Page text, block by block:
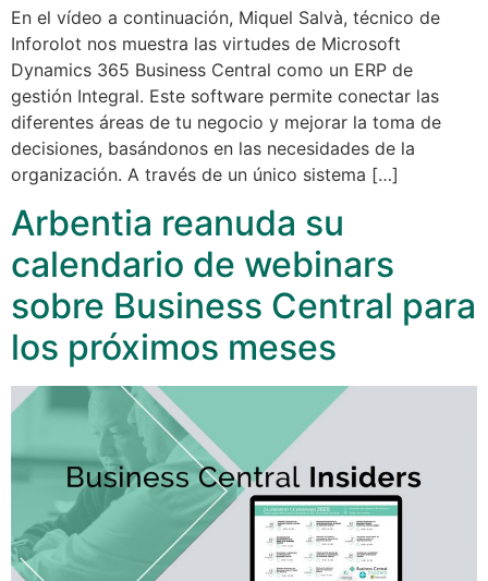
En el vídeo a continuación, Miquel Salvà, técnico de
Inforolot nos muestra las virtudes de Microsoft
Dynamics 365 Business Central como un ERP de
gestión Integral. Este software permite conectar las
diferentes áreas de tu negocio y mejorar la toma de
decisiones, basándonos en las necesidades de la
organización. A través de un único sistema […]
Arbentia reanuda su
calendario de webinars
sobre Business Central para
los próximos meses